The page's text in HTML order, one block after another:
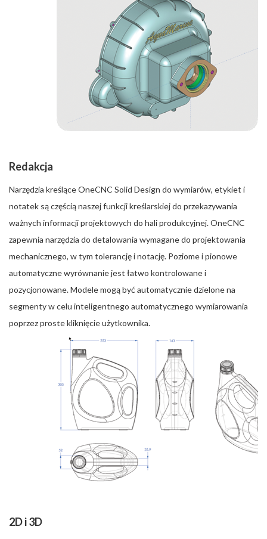
Redakcja
Narzędzia kreślące OneCNC Solid Design do wymiarów, etykiet i
notatek są częścią naszej funkcji kreślarskiej do przekazywania
ważnych informacji projektowych do hali produkcyjnej. OneCNC
zapewnia narzędzia do detalowania wymagane do projektowania
mechanicznego, w tym tolerancję i notację. Poziome i pionowe
automatyczne wyrównanie jest łatwo kontrolowane i
pozycjonowane. Modele mogą być automatycznie dzielone na
segmenty w celu inteligentnego automatycznego wymiarowania
poprzez proste kliknięcie użytkownika.
2D i 3D